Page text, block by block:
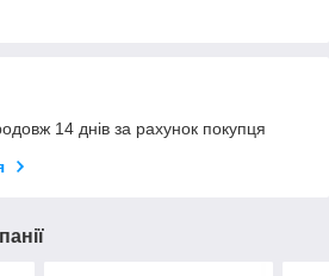
14 днів за рахунок покупця